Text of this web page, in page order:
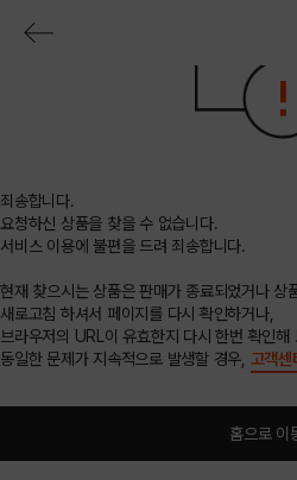
죄송합니다.
요청하신 상품을 찾을 수 없습니다.
서비스 이용에 불편을 드려 죄송합니다.
현재 찾으시는 상품은 판매가 종료되었거나 상
새로고침 하셔서 페이지를 다시 확인하거나,
브라우저의 URL이 유효한지 다시 한번 확인해
동일한 문제가 지속적으로 발생할 경우, 고객센
홈으로 이